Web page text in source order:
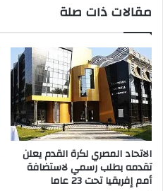
مقالات ذات صلة
الاتحاد المصري لكرة القدم يعلن
تقدمه بطلب رسمي لاستضافة
أمم إفريقيا تحت 23 عاما